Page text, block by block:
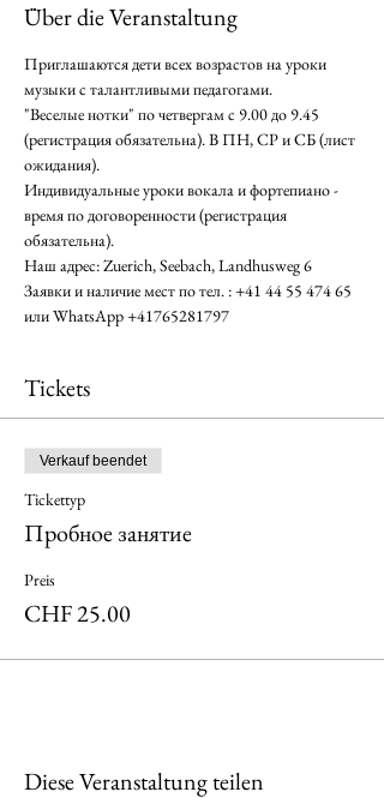
Über die Veranstaltung
Приглашаются дети всех возрастов на уроки
музыки с талантливыми педагогами.
"Веселые нотки" по четвергам с 9.00 до 9.45
(регистрация обязательна). В ПН, СР и СБ (лист
ожидания).
Индивидуальные уроки вокала и фортепиано -
время по договоренности (регистрация
обязательна).
Наш адрес: Zuerich, Seebach, Landhusweg 6
Заявки и наличие мест по тел. : +41 44 55 474 65
или WhatsApp +41765281797
Tickets
Verkauf beendet
Tickettyp
Пробное занятие
Preis
CHF 25.00
Diese Veranstaltung teilen